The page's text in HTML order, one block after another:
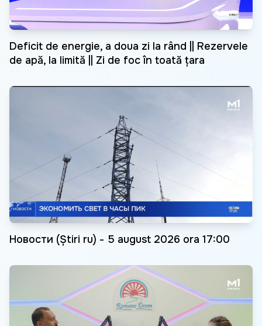
Deficit de energie, a doua zi la rând || Rezervele
de apă, la limită || Zi de foc în toată țara
Новости (Știri ru) - 5 august 2026 ora 17:00